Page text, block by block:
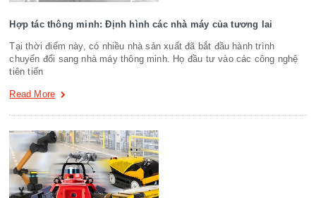
Hợp tác thông minh: Định hình các nhà máy của tương lai
Tại thời điểm này, có nhiều nhà sản xuất đã bắt đầu hành trình
chuyển đổi sang nhà máy thông minh. Họ đầu tư vào các công nghệ
tiên tiến
Read More